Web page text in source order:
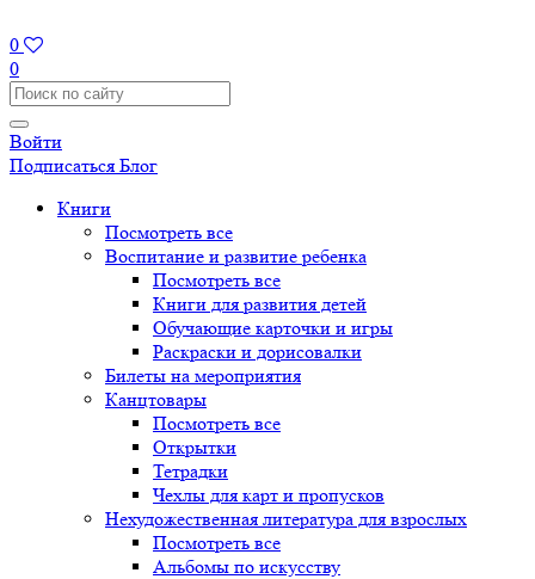
0
0
Войти
Подписаться Блог
Книги
Посмотреть все
Воспитание и развитие ребенка
Посмотреть все
Книги для развития детей
Обучающие карточки и игры
Раскраски и дорисовалки
Билеты на мероприятия
Канцтовары
Посмотреть все
Открытки
Тетрадки
Чехлы для карт и пропусков
Нехудожественная литература для взрослых
Посмотреть все
Альбомы по искусству